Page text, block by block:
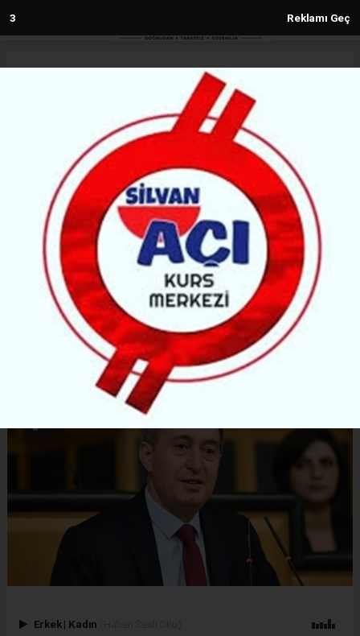
1 Reklamı Geç
Tuncer Bakırhan’dan yasa ve süreç
açıklaması
SIYASET
(H M) - Haber Merkezi | 30.05.2026 - 15:21, Güncelleme: 30.05.2026 - 15:21
100856+ kez okundu.
DEM Parti Eş Genel Başkanı Tuncer Bakırhan,
süreçle ilgili yasayı temmuz ayına kadar
beklediklerini söyledi.
ABONE OL
Erkek | Kadın